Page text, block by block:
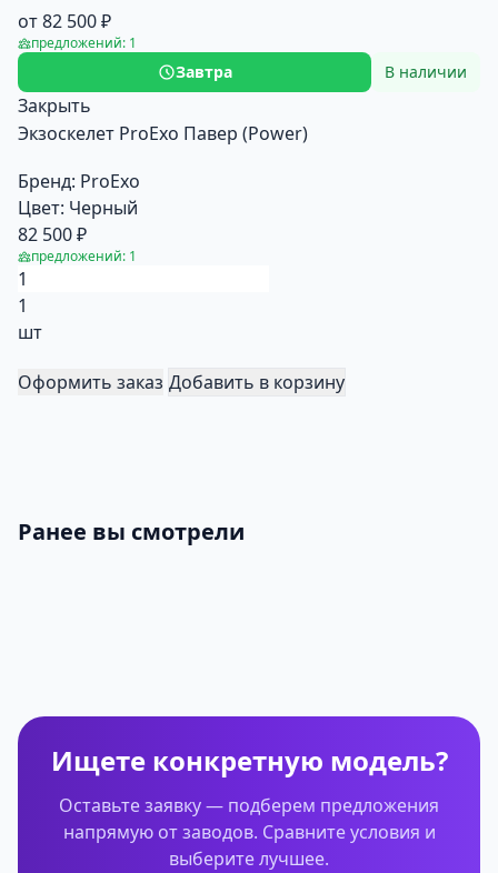
от 82 500 ₽
предложений: 1
Завтра В наличии
Закрыть
Экзоскелет ProExo Павер (Power)
Бренд: ProExo
Цвет: Черный
82 500 ₽
предложений: 1
1
шт
Оформить заказ Добавить в корзину
Ранее вы смотрели
Ищете конкретную модель?
Оставьте заявку — подберем предложения
напрямую от заводов. Сравните условия и
выберите лучшее.